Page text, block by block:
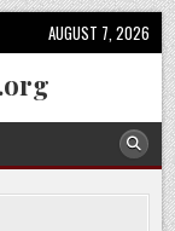
AUGUST 7, 2026